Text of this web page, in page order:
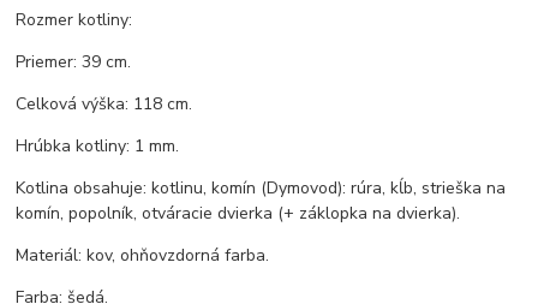
Rozmer kotliny:
Priemer: 39 cm.
Celková výška: 118 cm.
Hrúbka kotliny: 1 mm.
Kotlina obsahuje: kotlinu, komín (Dymovod): rúra, kĺb, strieška na
komín, popolník, otváracie dvierka (+ záklopka na dvierka).
Materiál: kov, ohňovzdorná farba.
Farba: šedá.